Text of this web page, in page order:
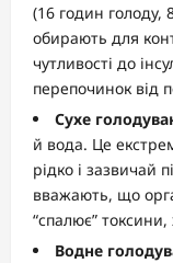
(16 годин голоду,
обирають для
чутливості до
перепочинок від
Сухе
й вода. Це
рідко і зазвичай
вважають, що
“спалює”
Водне